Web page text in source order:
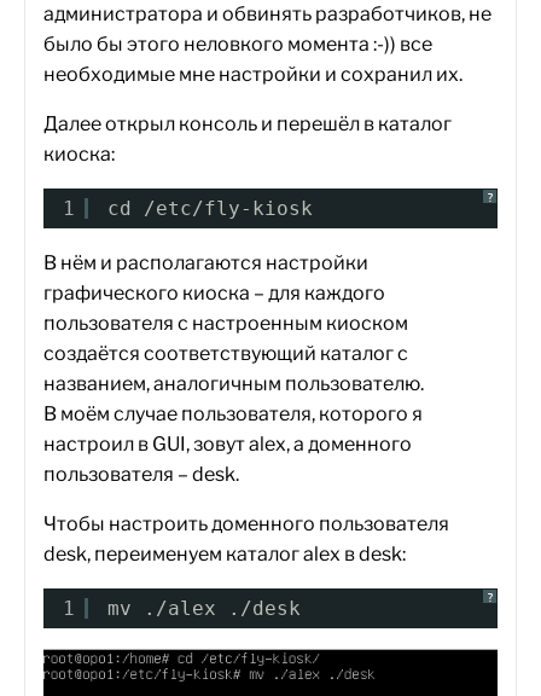
администратора и обвинять разработчиков, не
было бы этого неловкого момента :-)) все
необходимые мне настройки и сохранил их.
Далее открыл консоль и перешёл в каталог
киоска:
?
1 cd /etc/fly-kiosk
В нём и располагаются настройки
графического киоска – для каждого
пользователя с настроенным киоском
создаётся соответствующий каталог с
названием, аналогичным пользователю.
В моём случае пользователя, которого я
настроил в GUI, зовут alex, а доменного
пользователя – desk.
Чтобы настроить доменного пользователя
desk, переименуем каталог alex в desk:
?
1 mv ./alex ./desk